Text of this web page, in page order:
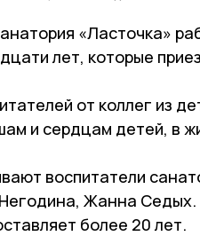
«Ласточка»
лет, которые
от коллег из
и сердцам детей, в
воспитатели
Жанна Седых.
более 20 лет.